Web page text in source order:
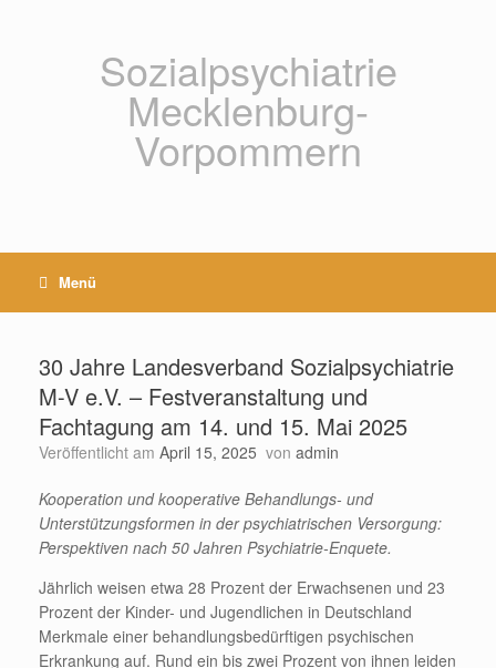
Sozialpsychiatrie
Mecklenburg-
Vorpommern
Menü
30 Jahre Landesverband Sozialpsychiatrie
M-V e.V. – Festveranstaltung und
Fachtagung am 14. und 15. Mai 2025
Veröffentlicht am April 15, 2025 von admin
Kooperation und kooperative Behandlungs- und
Unterstützungsformen in der psychiatrischen Versorgung:
Perspektiven nach 50 Jahren Psychiatrie-Enquete.
Jährlich weisen etwa 28 Prozent der Erwachsenen und 23
Prozent der Kinder- und Jugendlichen in Deutschland
Merkmale einer behandlungsbedürftigen psychischen
Erkrankung auf. Rund ein bis zwei Prozent von ihnen leiden